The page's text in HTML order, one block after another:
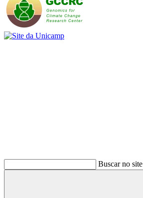
Buscar no site